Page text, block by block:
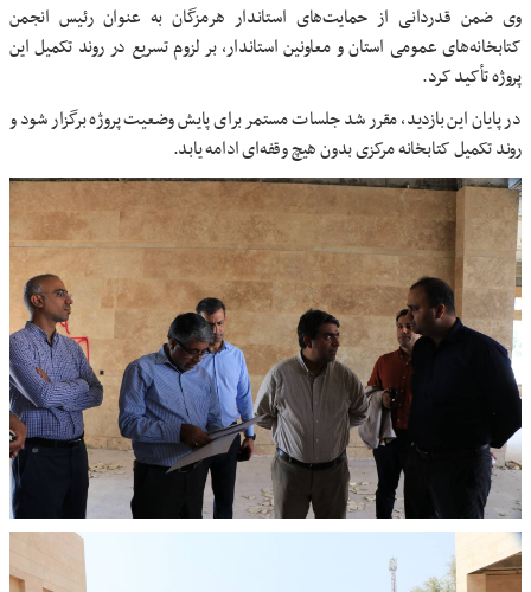
وی ضمن قدردانی از حمایت‌های استاندار هرمزگان به عنوان رئیس انجمن
کتابخانه‌های عمومی استان و معاونین استاندار، بر لزوم تسریع در روند تکمیل این
پروژه تأکید کرد.
در پایان این بازدید، مقرر شد جلسات مستمر برای پایش وضعیت پروژه برگزار شود و
روند تکمیل کتابخانه مرکزی بدون هیچ وقفه‌ای ادامه یابد.